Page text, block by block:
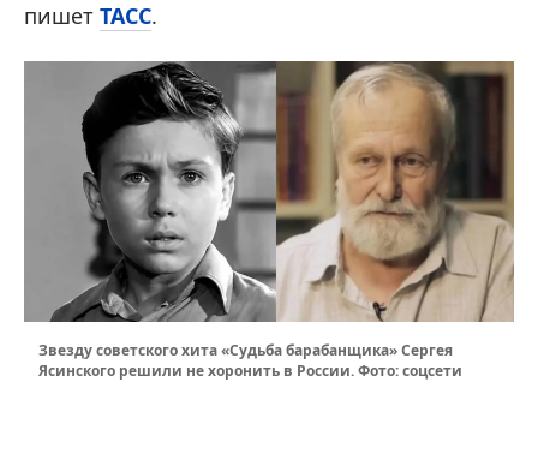
пишет ТАСС.
Звезду советского хита «Судьба барабанщика» Сергея
Ясинского решили не хоронить в России. Фото: соцсети